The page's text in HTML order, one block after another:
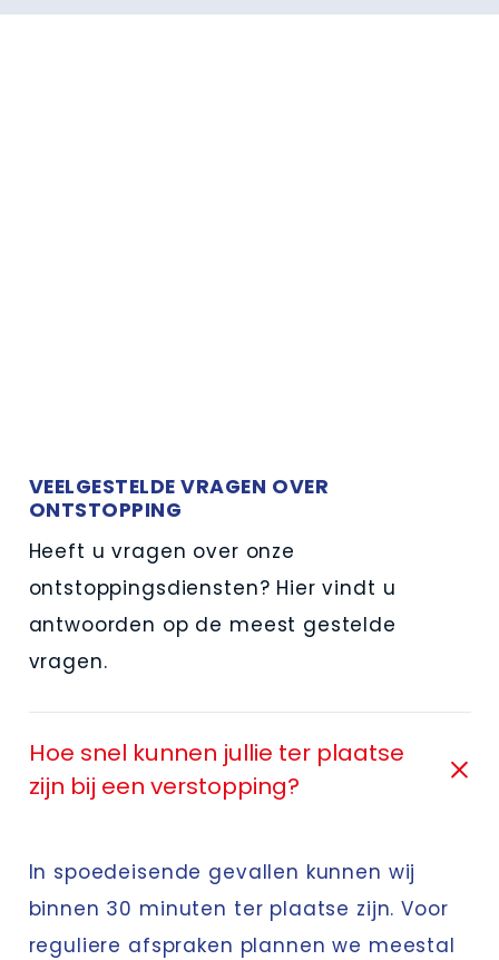
VEELGESTELDE VRAGEN OVER
ONTSTOPPING
Heeft u vragen over onze
ontstoppingsdiensten? Hier vindt u
antwoorden op de meest gestelde
vragen.
Hoe snel kunnen jullie ter plaatse
zijn bij een verstopping?
In spoedeisende gevallen kunnen wij
binnen 30 minuten ter plaatse zijn. Voor
reguliere afspraken plannen we meestal